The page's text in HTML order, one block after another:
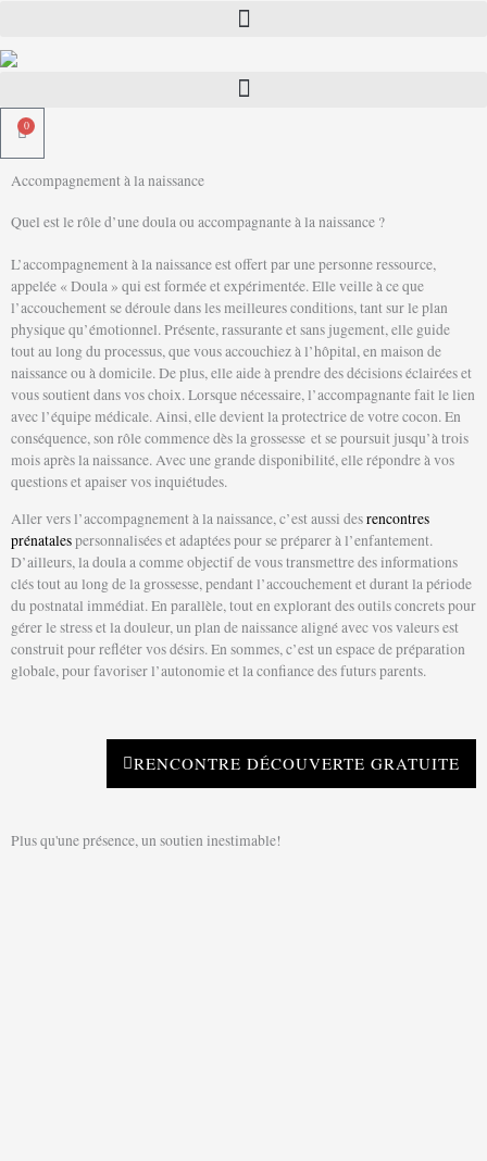
contenu
0
Panier
Accompagnement à la naissance
Quel est le rôle d’une doula ou accompagnante à la naissance ?
L’accompagnement à la naissance est offert par une personne ressource,
appelée « Doula » qui est formée et expérimentée. Elle veille à ce que
l’accouchement se déroule dans les meilleures conditions, tant sur le plan
physique qu’émotionnel. Présente, rassurante et sans jugement, elle guide
tout au long du processus, que vous accouchiez à l’hôpital, en maison de
naissance ou à domicile. De plus, elle aide à prendre des décisions éclairées et
vous soutient dans vos choix. Lorsque nécessaire, l’accompagnante fait le lien
avec l’équipe médicale. Ainsi, elle devient la protectrice de votre cocon. En
conséquence, son rôle commence dès la grossesse et se poursuit jusqu’à trois
mois après la naissance. Avec une grande disponibilité, elle répondre à vos
questions et apaiser vos inquiétudes.
Aller vers l’accompagnement à la naissance, c’est aussi desrencontres
prénatalespersonnalisées et adaptées pour se préparer à l’enfantement.
D’ailleurs, la doula a comme objectif de vous transmettre des informations
clés tout au long de la grossesse, pendant l’accouchement et durant la période
du postnatal immédiat. En parallèle, tout en explorant des outils concrets pour
gérer le stress et la douleur, un plan de naissance aligné avec vos valeurs est
construit pour refléter vos désirs. En sommes, c’est un espace de préparation
globale, pour favoriser l’autonomie et la confiance des futurs parents.
RENCONTRE DÉCOUVERTE GRATUITE
Plus qu'une présence, un soutien inestimable!